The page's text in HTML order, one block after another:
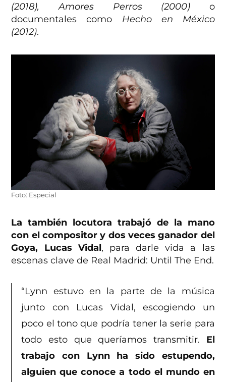
(2018), Amores Perros (2000) o
documentales como Hecho en México
(2012).
Foto: Especial
La también locutora trabajó de la mano
con el compositor y dos veces ganador del
Goya, Lucas Vidal, para darle vida a las
escenas clave de Real Madrid: Until The End.
“Lynn estuvo en la parte de la música
junto con Lucas Vidal, escogiendo un
poco el tono que podría tener la serie para
todo esto que queríamos transmitir. El
trabajo con Lynn ha sido estupendo,
alguien que conoce a todo el mundo en